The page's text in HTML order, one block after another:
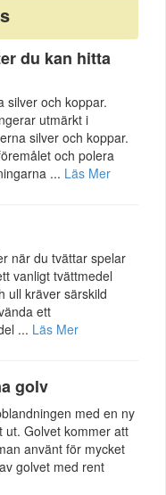
du kan hitta
silver och koppar.
utmärkt i
silver och koppar.
och polera
... Läs Mer
när du tvättar spelar
vanligt tvättmedel
ull kräver särskild
ett
... Läs Mer
golv
med en ny
ut. Golvet kommer att
använt för mycket
golvet med rent